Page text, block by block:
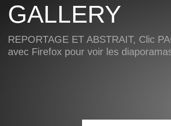
GALLERY
REPORTAGE ET ABSTRAIT, Clic
avec Firefox pour voir les